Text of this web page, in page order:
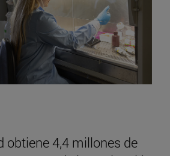
obtiene 4,4 millones de